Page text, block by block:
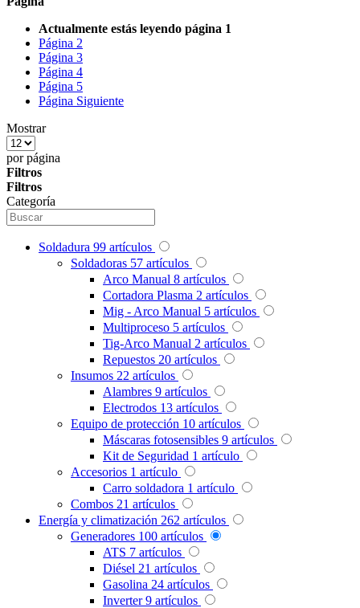
Actualmente estás leyendo página 1
Página 2
Página 3
Página 4
Página 5
Página Siguiente
Mostrar
por página
Filtros
Filtros
Categoría
Soldadura 99 artículos
Soldadoras 57 artículos
Arco Manual 8 artículos
Cortadora Plasma 2 artículos
Mig - Arco Manual 5 artículos
Multiproceso 5 artículos
Tig-Arco Manual 2 artículos
Repuestos 20 artículos
Insumos 22 artículos
Alambres 9 artículos
Electrodos 13 artículos
Equipo de protección 10 artículos
Máscaras fotosensibles 9 artículos
Kit de Seguridad 1 artículo
Accesorios 1 artículo
Carro soldadora 1 artículo
Combos 21 artículos
Energía y climatización 262 artículos
Generadores 100 artículos
ATS 7 artículos
Diésel 21 artículos
Gasolina 24 artículos
Inverter 9 artículos